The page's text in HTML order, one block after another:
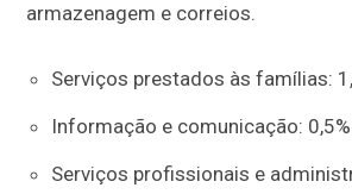
armazenagem e correios.
Serviços prestados às famílias:
Informação e comunicação: 0,5%
Serviços profissionais e